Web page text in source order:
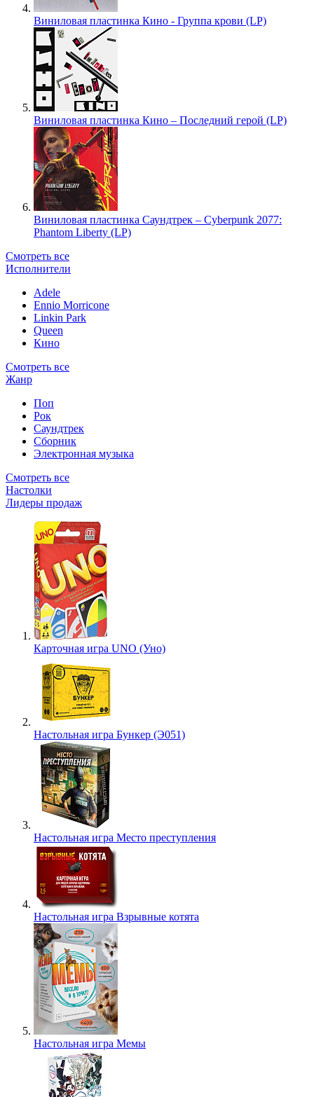
Виниловая пластинка Кино - Группа крови (LP)
Виниловая пластинка Кино – Последний герой (LP)
Виниловая пластинка Саундтрек – Cyberpunk 2077:
Phantom Liberty (LP)
Смотреть все
Исполнители
Adele
Ennio Morricone
Linkin Park
Queen
Кино
Смотреть все
Жанр
Поп
Рок
Саундтрек
Сборник
Электронная музыка
Смотреть все
Настолки
Лидеры продаж
Карточная игра UNO (Уно)
Настольная игра Бункер (Э051)
Настольная игра Место преступления
Настольная игра Взрывные котята
Настольная игра Мемы